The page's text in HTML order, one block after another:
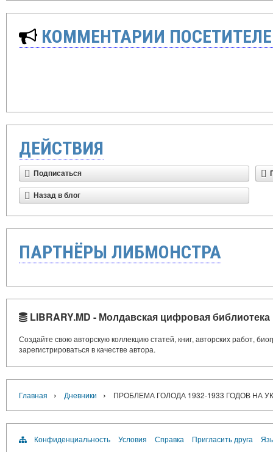
КОММЕНТАРИИ
ДЕЙСТВИЯ
Подписаться
Назад в блог
ПАРТНЁРЫ ЛИБМОНСТРА
LIBRARY.MD - Молдавская цифровая библиотека
Создайте свою авторскую коллекцию статей, книг, авторских работ,
зарегистрироваться в качестве автора.
Главная › Дневники › ПРОБЛЕМА ГОЛОДА 1932-1933 ГОДОВ НА
Конфиденциальность Условия Справка Пригласить друга